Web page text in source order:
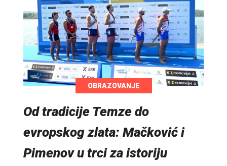
OBRAZOVANJE
Od tradicije Temze do
evropskog zlata: Mačković i
Pimenov u trci za istoriju